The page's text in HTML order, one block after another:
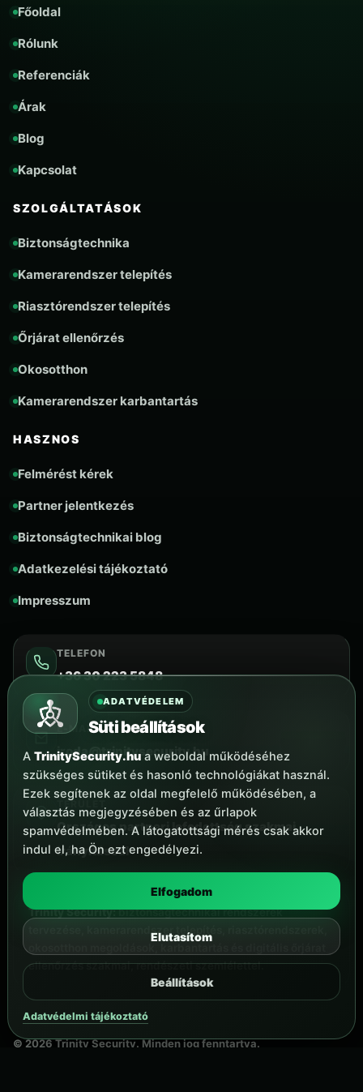
Főoldal
Rólunk
Referenciák
Árak
Blog
Kapcsolat
SZOLGÁLTATÁSOK
Biztonságtechnika
Kamerarendszer telepítés
Riasztórendszer telepítés
Őrjárat ellenőrzés
Okosotthon
Kamerarendszer karbantartás
HASZNOS
Felmérést kérek
Partner jelentkezés
Biztonságtechnikai blog
Adatkezelési tájékoztató
Impresszum
TELEFON
+36 30 223 5848
E-MAIL
iroda@trinitysecurity.hu
TERÜLET
Országos partneri lefedettség szakmai
irányítással
Trinity Security:biztonságtechnikai rendszerek
tervezése, kamerarendszer telepítés, riasztórendszerek,
ellenőrzés szakmai, rendészeti szemlélettel.
©2026Trinity Security. Minden jog fenntartva.
ADATVÉDELEM
Süti beállítások
A TrinitySecurity.hu a weboldal működéséhez
szükséges sütiket és hasonló technológiákat használ.
Ezek segítenek az oldal megfelelő működésében, a
választás megjegyzésében és az űrlapok
spamvédelmében. A látogatottsági mérés csak akkor
indul el, ha Ön ezt engedélyezi.
Elfogadom
Elutasítom
Beállítások
Adatvédelmi tájékoztató